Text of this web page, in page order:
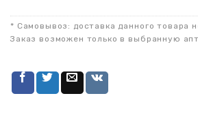
* Самовывоз: доставка данного товара
Заказ возможен только в выбранную